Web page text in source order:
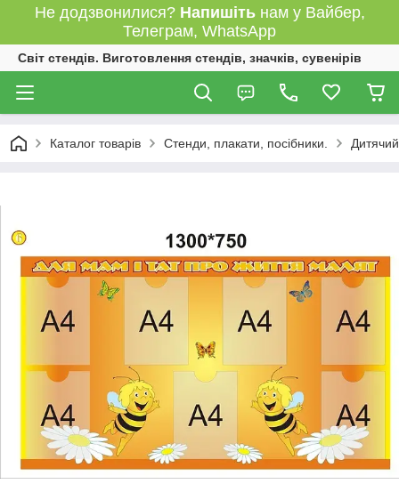
Не додзвонилися? Напишітьнам у Вайбер,
Телеграм, WhatsApp
Світ стендів. Виготовлення стендів, значків, сувенірів
Каталог товарів Стенди, плакати, посібники.